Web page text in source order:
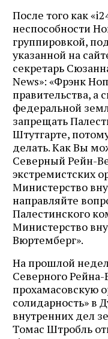
После того как
неспособности
группировкой,
указанной на
секретарь
News»: «Фрэнк
правительства, а
федеральной
запрещать
Штутгарте,
делать. Как Вы
Северный Рейн-
экстремистских
Министерство
направляйте
Палестинского
Министерство
Вюртемберг».
На прошлой
Северного
прохамасовскую
солидарность» в
внутренних дел
Томас Штробль